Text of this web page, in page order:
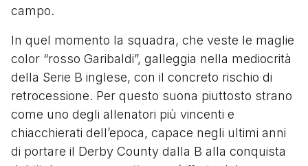
campo.
In quel momento la squadra, che veste le maglie
color “rosso Garibaldi”, galleggia nella mediocrità
della Serie B inglese, con il concreto rischio di
retrocessione. Per questo suona piuttosto strano
come uno degli allenatori più vincenti e
chiacchierati dell’epoca, capace negli ultimi anni
di portare il Derby County dalla B alla conquista